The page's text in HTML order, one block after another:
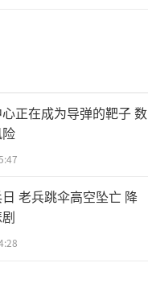
正在成为导弹的靶子 数
老兵跳伞高空坠亡 降